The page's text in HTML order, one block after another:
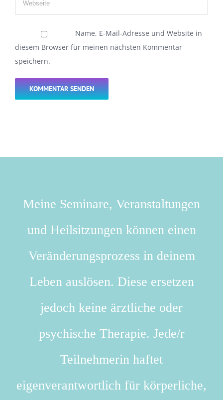
Name, E-Mail-Adresse und Website in
diesem Browser für meinen nächsten Kommentar
speichern.
Meine Seminare, Veranstaltungen
und Heilsitzungen können einen
Veränderungsprozess in deinem
Leben auslösen. Diese ersetzen
jedoch keine ärztliche oder
psychische Therapie. Jede/r
Teilnehmerin haftet
eigenverantwortlich für körperliche,